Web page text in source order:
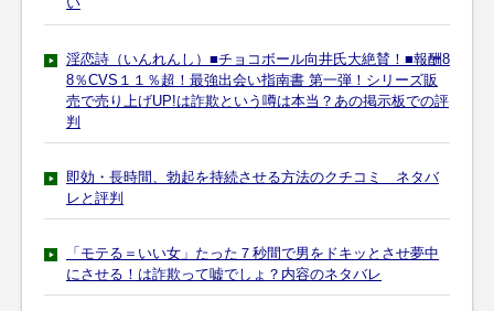
淫恋詩（いんれんし）■チョコボール向井氏大絶賛！■報酬8
8％CVS１１％超！最強出会い指南書 第一弾！シリーズ販
売で売り上げUP!は詐欺という噂は本当？あの掲示板での評
判
即効・長時間、勃起を持続させる方法のクチコミ ネタバ
レと評判
「モテる＝いい女」たった７秒間で男をドキッとさせ夢中
にさせる！は詐欺って嘘でしょ？内容のネタバレ